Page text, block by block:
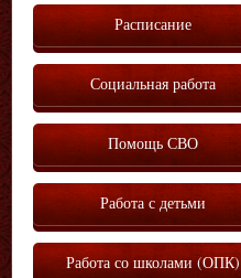
Расписание
Социальная работа
Помощь СВО
Работа с детьми
Работа со школами (ОПК)